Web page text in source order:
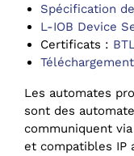
Spécification
L-IOB Device
Certificats :
Les automates
sont des
communiquent
et compatibles IP